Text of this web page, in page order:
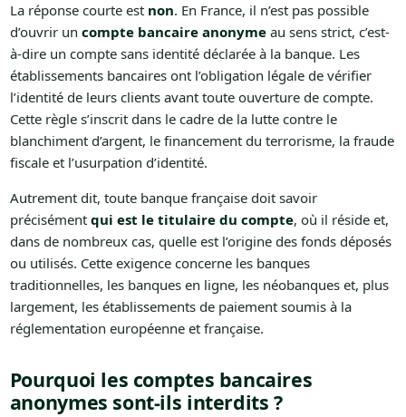
La réponse courte est non. En France, il n’est pas possible
d’ouvrir un compte bancaire anonymeau sens strict, c’est-
à-dire un compte sans identité déclarée à la banque. Les
établissements bancaires ont l’obligation légale de vérifier
l’identité de leurs clients avant toute ouverture de compte.
Cette règle s’inscrit dans le cadre de la lutte contre le
blanchiment d’argent, le financement du terrorisme, la fraude
fiscale et l’usurpation d’identité.
Autrement dit, toute banque française doit savoir
précisément qui est le titulaire du compte, où il réside et,
dans de nombreux cas, quelle est l’origine des fonds déposés
ou utilisés. Cette exigence concerne les banques
traditionnelles, les banques en ligne, les néobanques et, plus
largement, les établissements de paiement soumis à la
réglementation européenne et française.
Pourquoi les comptes bancaires
anonymes sont-ils interdits ?